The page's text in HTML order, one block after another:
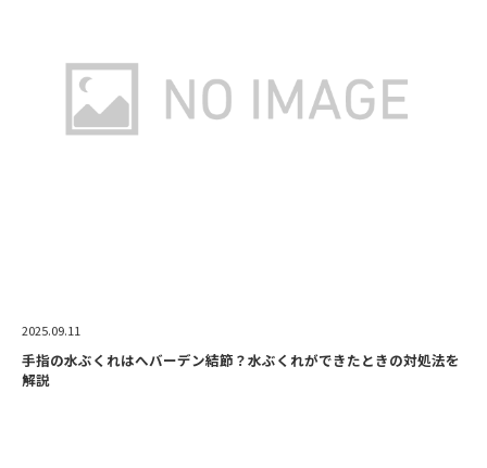
2025.09.11
手指の水ぶくれはへバーデン結節？水ぶくれができたときの対処法を
解説